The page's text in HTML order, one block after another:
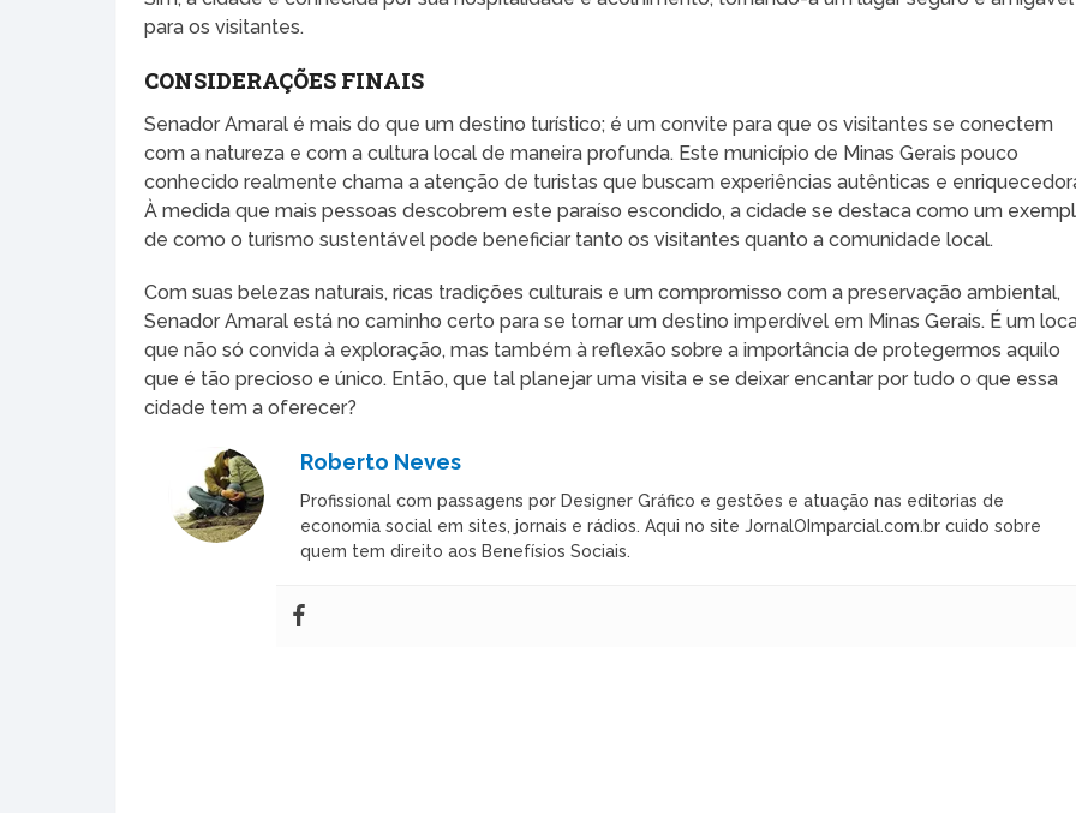
para os visitantes.
CONSIDERAÇÕES FINAIS
Senador Amaral é mais do que um destino turístico; é um convite para que os visitantes se conectem
com a natureza e com a cultura local de maneira profunda. Este município de Minas Gerais pouco
conhecido realmente chama a atenção de turistas que buscam experiências autênticas e
À medida que mais pessoas descobrem este paraíso escondido, a cidade se destaca como um
de como o turismo sustentável pode beneficiar tanto os visitantes quanto a comunidade local.
Com suas belezas naturais, ricas tradições culturais e um compromisso com a preservação ambiental,
Senador Amaral está no caminho certo para se tornar um destino imperdível em Minas Gerais. É um
que não só convida à exploração, mas também à reflexão sobre a importância de protegermos aquilo
que é tão precioso e único. Então, que tal planejar uma visita e se deixar encantar por tudo o que essa
cidade tem a oferecer?
Roberto Neves
Profissional com passagens por Designer Gráfico e gestões e atuação nas editorias de
economia social em sites, jornais e rádios. Aqui no site JornalOImparcial.com.br cuido sobre
quem tem direito aos Benefísios Sociais.